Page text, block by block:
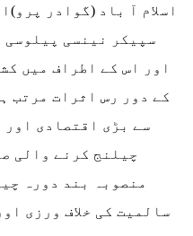
سپیکر نینسی پیلوسی
اور اس کے اطراف میں
کے دور رس اثرات مرتب
سے بڑی اقتصادی اور
چیلنج کرنے والی
منصوبہ بند دورہ
سالمیت کی خلاف ورزی